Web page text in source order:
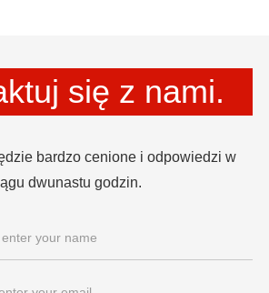
się z nami.
bardzo cenione i odpowiedzi w
dwunastu godzin.